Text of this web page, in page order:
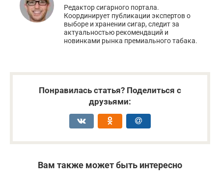
Редактор сигарного портала.
Координирует публикации экспертов о
выборе и хранении сигар, следит за
актуальностью рекомендаций и
новинками рынка премиального табака.
Понравилась статья? Поделиться с
друзьями:
Вам также может быть интересно